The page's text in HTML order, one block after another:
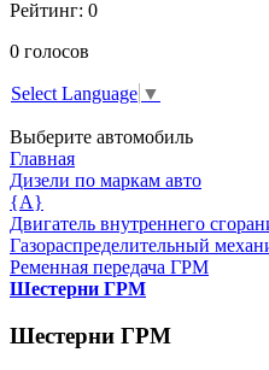
Рейтинг: 0
0 голосов
Select Language ▼
Выберите автомобиль
Главная
Дизели по маркам авто
{A}
Двигатель внутреннего
Газораспределительный
Ременная передача ГРМ
Шестерни ГРМ
Шестерни ГРМ